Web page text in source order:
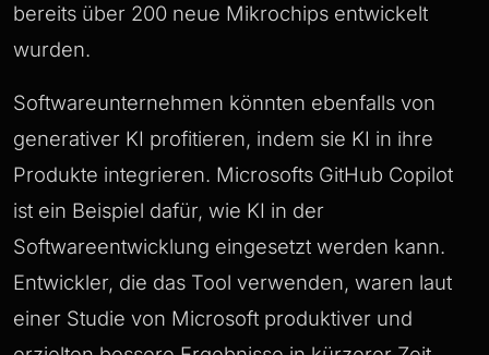
bereits über 200 neue Mikrochips entwickelt
wurden.
Softwareunternehmen könnten ebenfalls von
generativer KI profitieren, indem sie KI in ihre
Produkte integrieren. Microsofts GitHub Copilot
ist ein Beispiel dafür, wie KI in der
Softwareentwicklung eingesetzt werden kann.
Entwickler, die das Tool verwenden, waren laut
einer Studie von Microsoft produktiver und